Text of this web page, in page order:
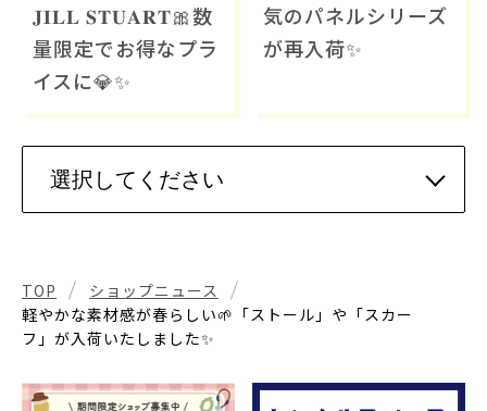
𝐉𝐈𝐋𝐋 𝐒𝐓𝐔𝐀𝐑𝐓🎀数
量限定でお得なプラ
イスに💎✨
気のパネルシリーズ
が再入荷✨
TOP
ショップニュース
軽やかな素材感が春らしい🌱「ストール」や「スカー
フ」が入荷いたしました✨